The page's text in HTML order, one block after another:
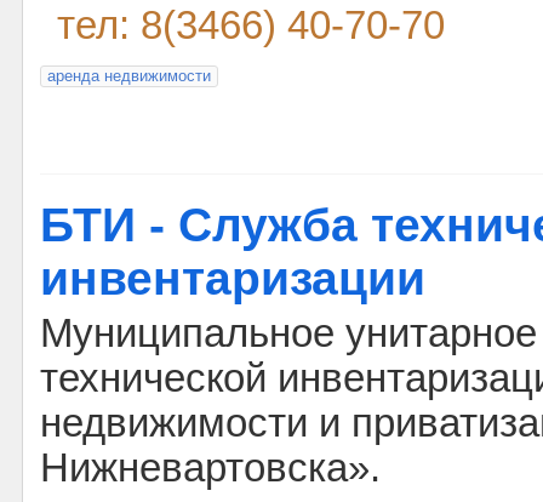
тел: 8(3466) 40-70-70
аренда недвижимости
БТИ - Служба
инвентаризации
Муниципальное
технической
недвижимости и
Нижневартовска».